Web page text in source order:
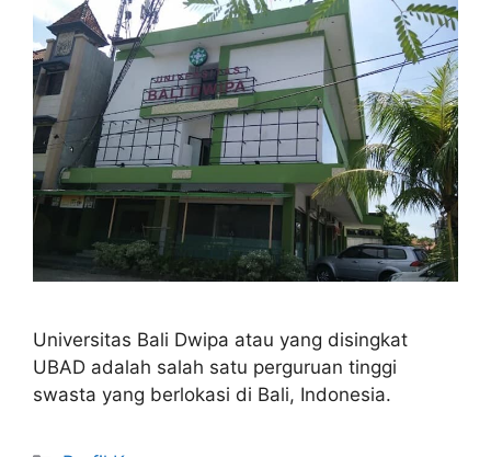
Universitas Bali Dwipa atau yang disingkat
UBAD adalah salah satu perguruan tinggi
swasta yang berlokasi di Bali, Indonesia.